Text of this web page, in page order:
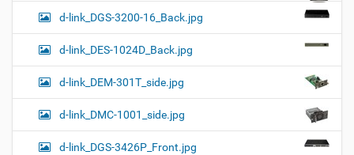
d-link_DGS-3200-16_Back.jpg
d-link_DES-1024D_Back.jpg
d-link_DEM-301T_side.jpg
d-link_DMC-1001_side.jpg
d-link_DGS-3426P_Front.jpg